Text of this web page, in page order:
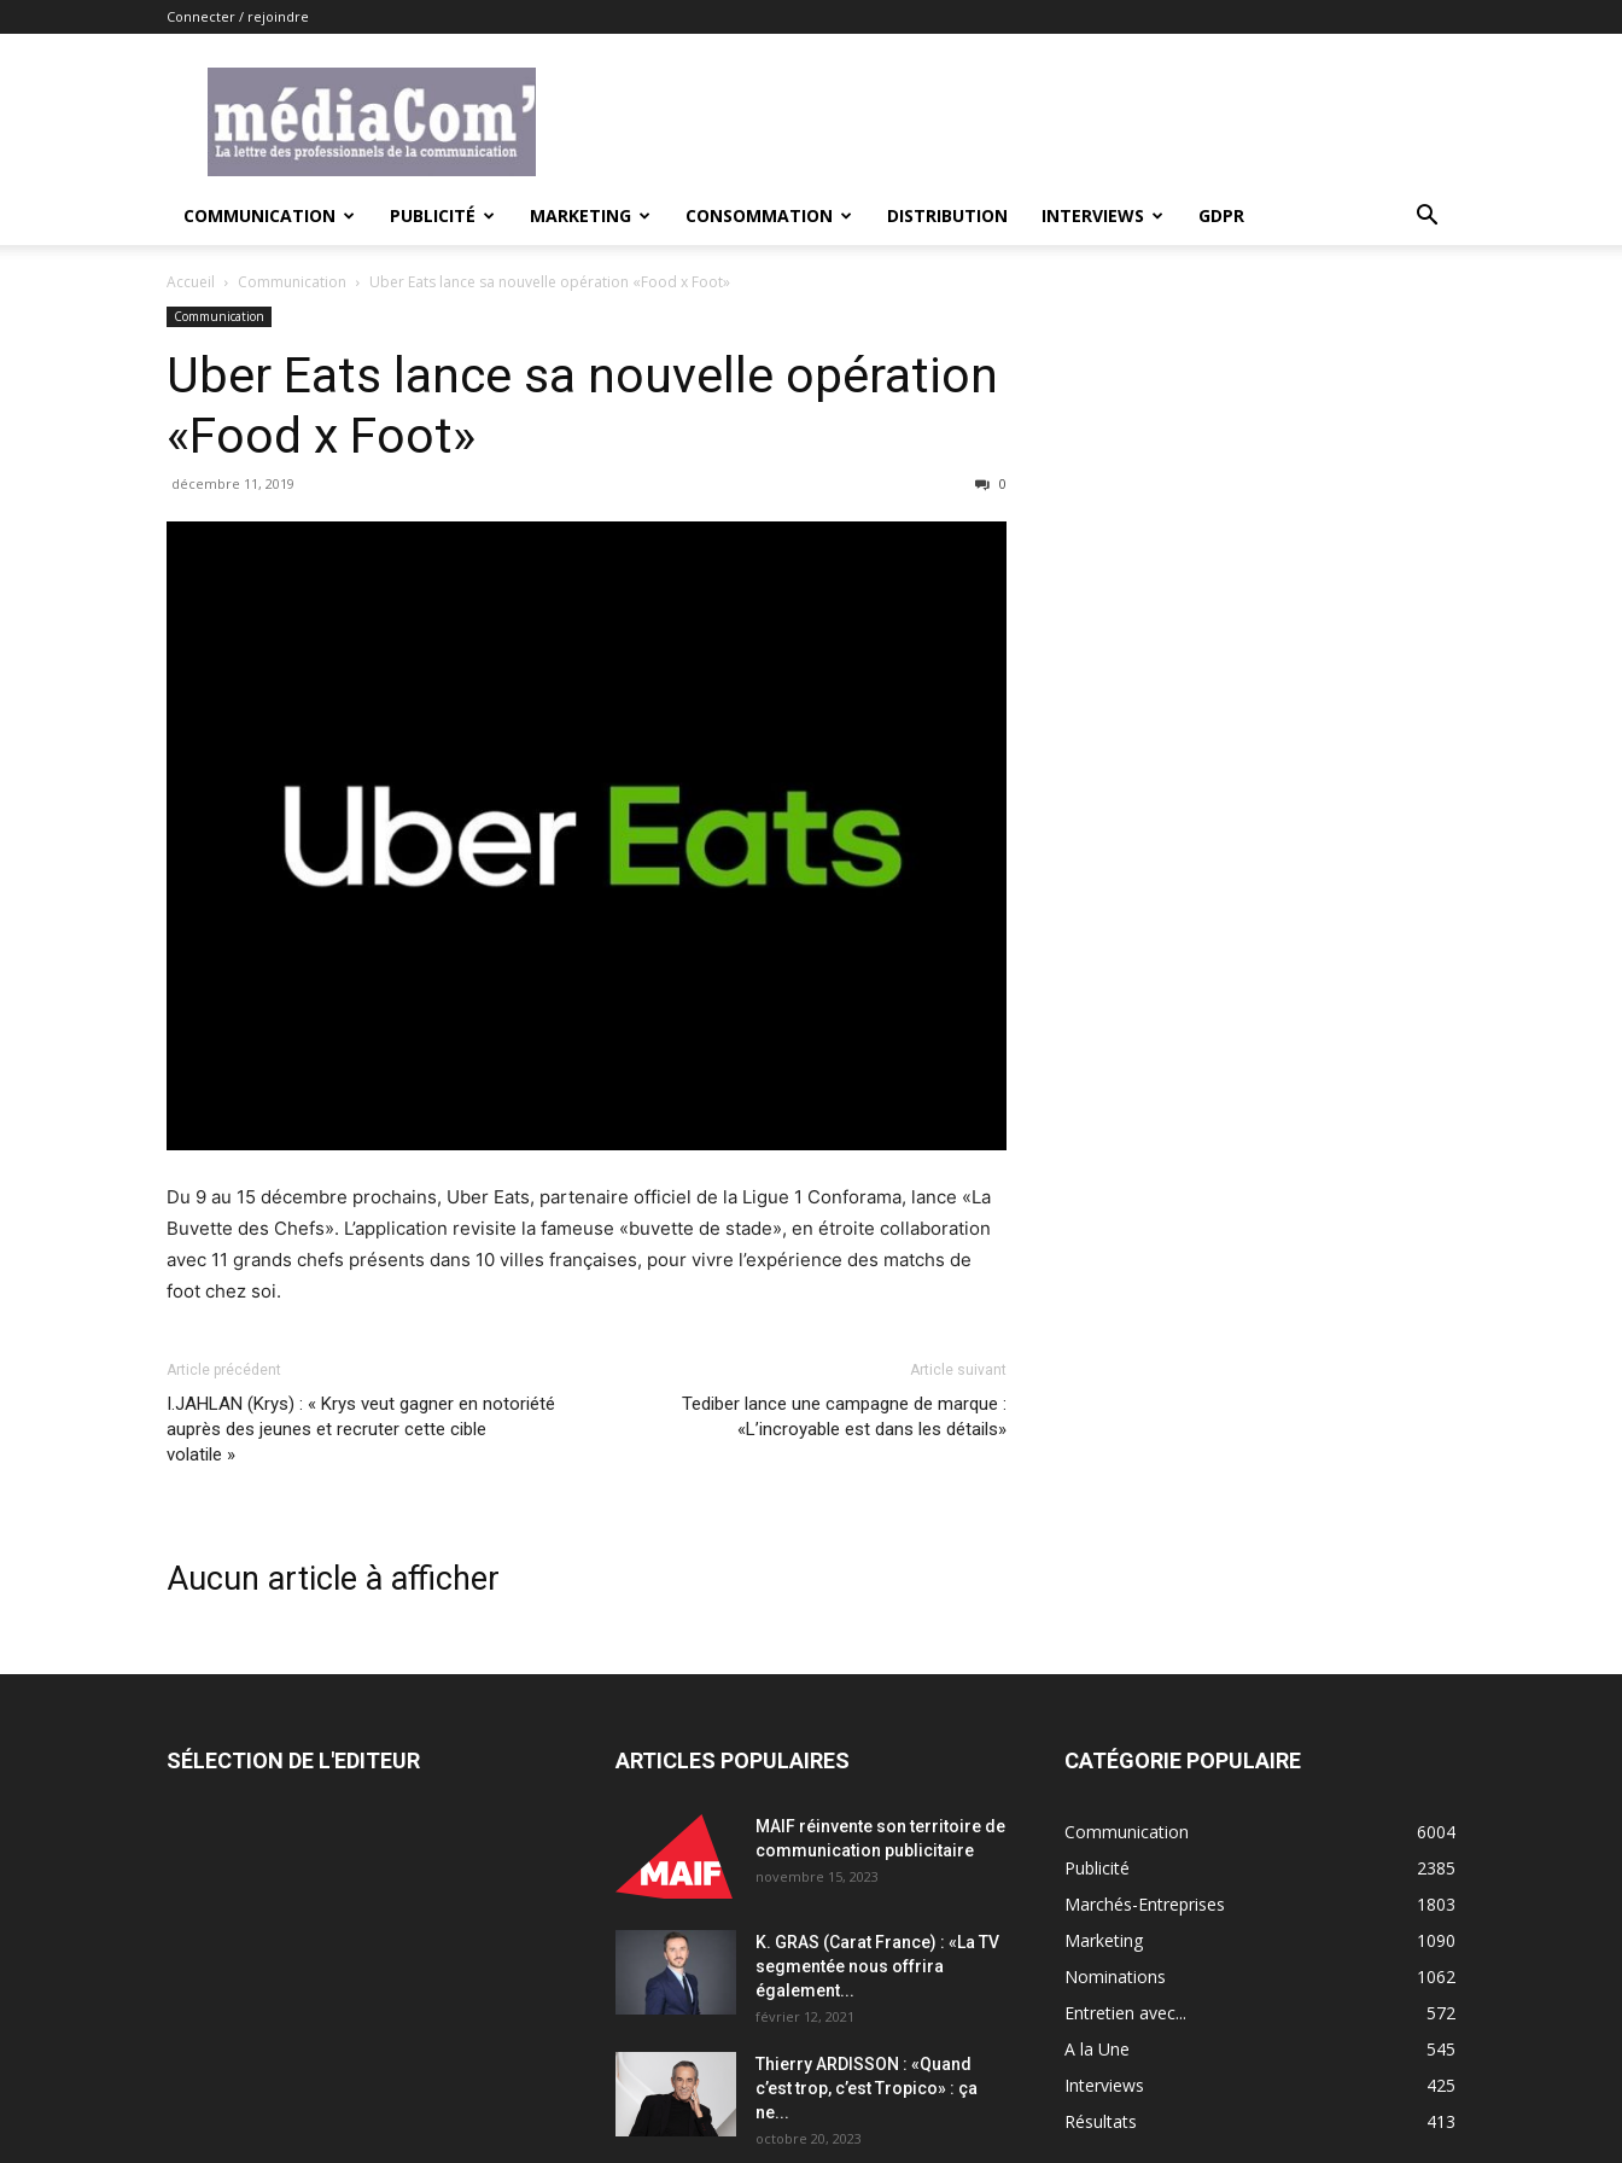
Connecter / rejoindre
COMMUNICATION PUBLICITÉ MARKETING CONSOMMATION DISTRIBUTION INTERVIEWS GDPR
Accueil Communication Uber Eats lance sa nouvelle opération «Food x Foot»
Communication
Uber Eats lance sa nouvelle opération
«Food x Foot»
décembre 11, 2019 0
Du 9 au 15 décembre prochains, Uber Eats, partenaire officiel de la Ligue 1 Conforama, lance «La
Buvette des Chefs». L’application revisite la fameuse «buvette de stade», en étroite collaboration
avec 11 grands chefs présents dans 10 villes françaises, pour vivre l’expérience des matchs de
foot chez soi.
Article précédent
I.JAHLAN (Krys) : « Krys veut gagner en notoriété
auprès des jeunes et recruter cette cible
volatile »
Article suivant
Tediber lance une campagne de marque :
«L’incroyable est dans les détails»
Aucun article à afficher
SÉLECTION DE L'EDITEUR ARTICLES POPULAIRES
MAIF réinvente son territoire de
communication publicitaire
novembre 15, 2023
K. GRAS (Carat France) : «La TV
segmentée nous offrira
également...
février 12, 2021
Thierry ARDISSON : «Quand
c’est trop, c’est Tropico» : ça
ne...
octobre 20, 2023
CATÉGORIE POPULAIRE
Communication
6004
Publicité
2385
Marchés-Entreprises
1803
Marketing
1090
Nominations
1062
Entretien avec...
572
A la Une
545
Interviews
425
Résultats
413